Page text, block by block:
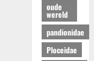
oude
wereld
pandionidae
Ploceidae